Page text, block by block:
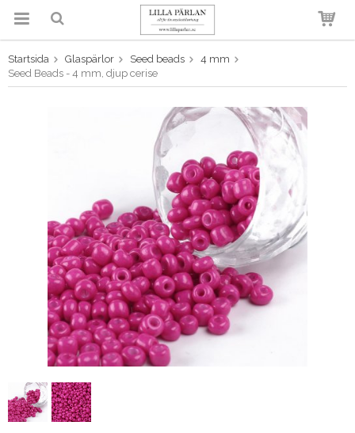
Produkten har blivit tillagd i
varukorgen
Startsida Glaspärlor Seed beads
4 mm
Seed Beads - 4 mm, djup cerise